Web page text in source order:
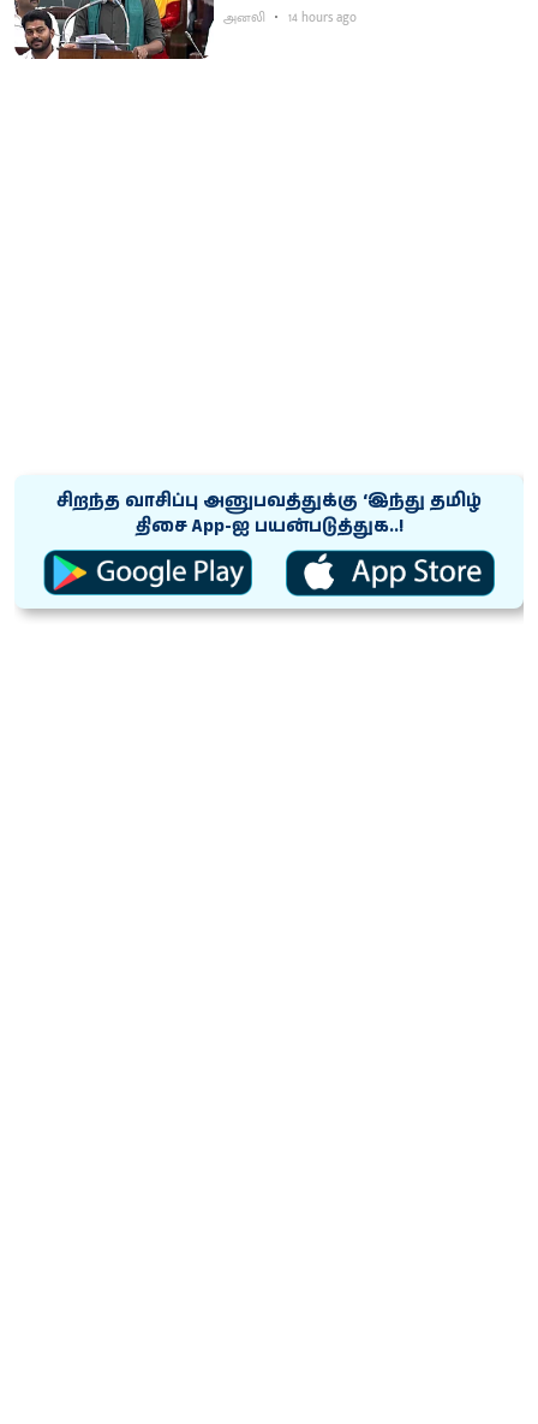
அனலி 14 hours ago
சிறந்த வாசிப்பு அனுபவத்துக்கு ‘இந்து தமிழ்
திசை App-ஐ பயன்படுத்துக..!